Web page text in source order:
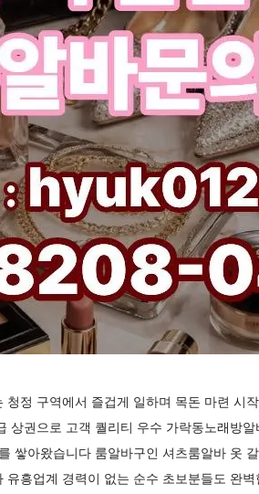
정 구역에서 즐겁게 일하며 목돈 마련 시
상권으로 고객 퀄리티 우수 가락동노래방
쌓아왔습니다 룸알바구인 셔츠룸알바 옷
흥업계 경력이 없는 순수 초보분들도 완